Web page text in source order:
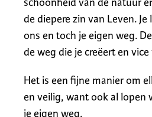
de diepere zin van Leven.
ons en toch je eigen weg.
de weg die je creëert en vice
Het is een fijne manier om
en veilig, want ook al lopen
je eigen weg.